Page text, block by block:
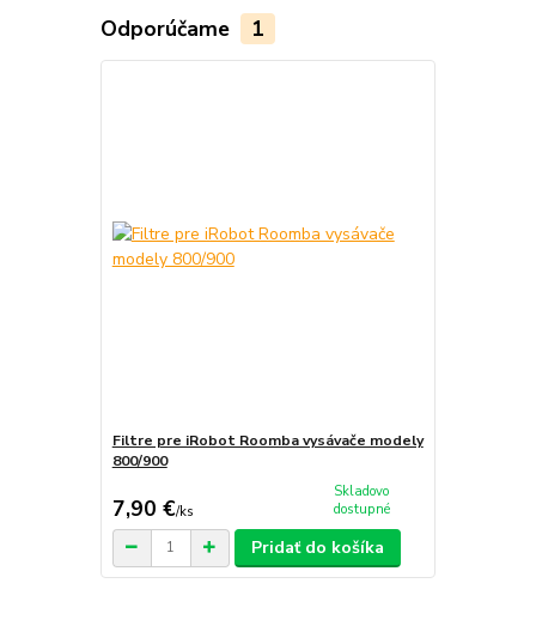
Odporúčame 1
Filtre pre iRobot Roomba vysávače modely
800/900
7,90 €/ks
Skladovo
dostupné
Pridať do košíka